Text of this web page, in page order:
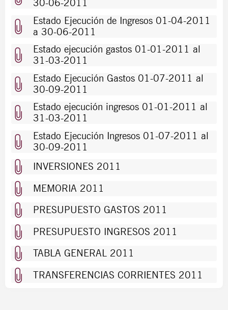
30-06-2011
Estado Ejecución de Ingresos 01-04-2011
a 30-06-2011
Estado ejecución gastos 01-01-2011 al
31-03-2011
Estado Ejecución Gastos 01-07-2011 al
30-09-2011
Estado ejecución ingresos 01-01-2011 al
31-03-2011
Estado Ejecución Ingresos 01-07-2011 al
30-09-2011
INVERSIONES 2011
MEMORIA 2011
PRESUPUESTO GASTOS 2011
PRESUPUESTO INGRESOS 2011
TABLA GENERAL 2011
TRANSFERENCIAS CORRIENTES 2011